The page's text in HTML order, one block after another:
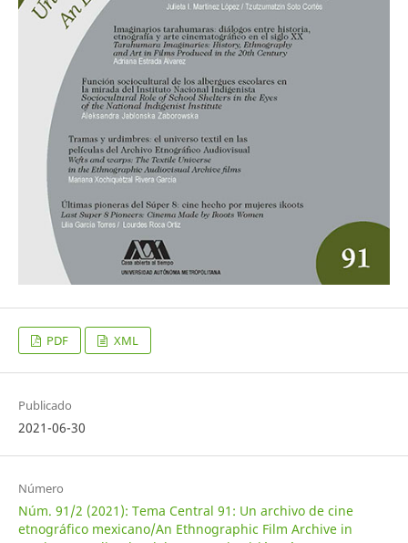
PDF XML
Publicado
2021-06-30
Número
Núm. 91/2 (2021): Tema Central 91: Un archivo de cine
etnográfico mexicano/An Ethnographic Film Archive in